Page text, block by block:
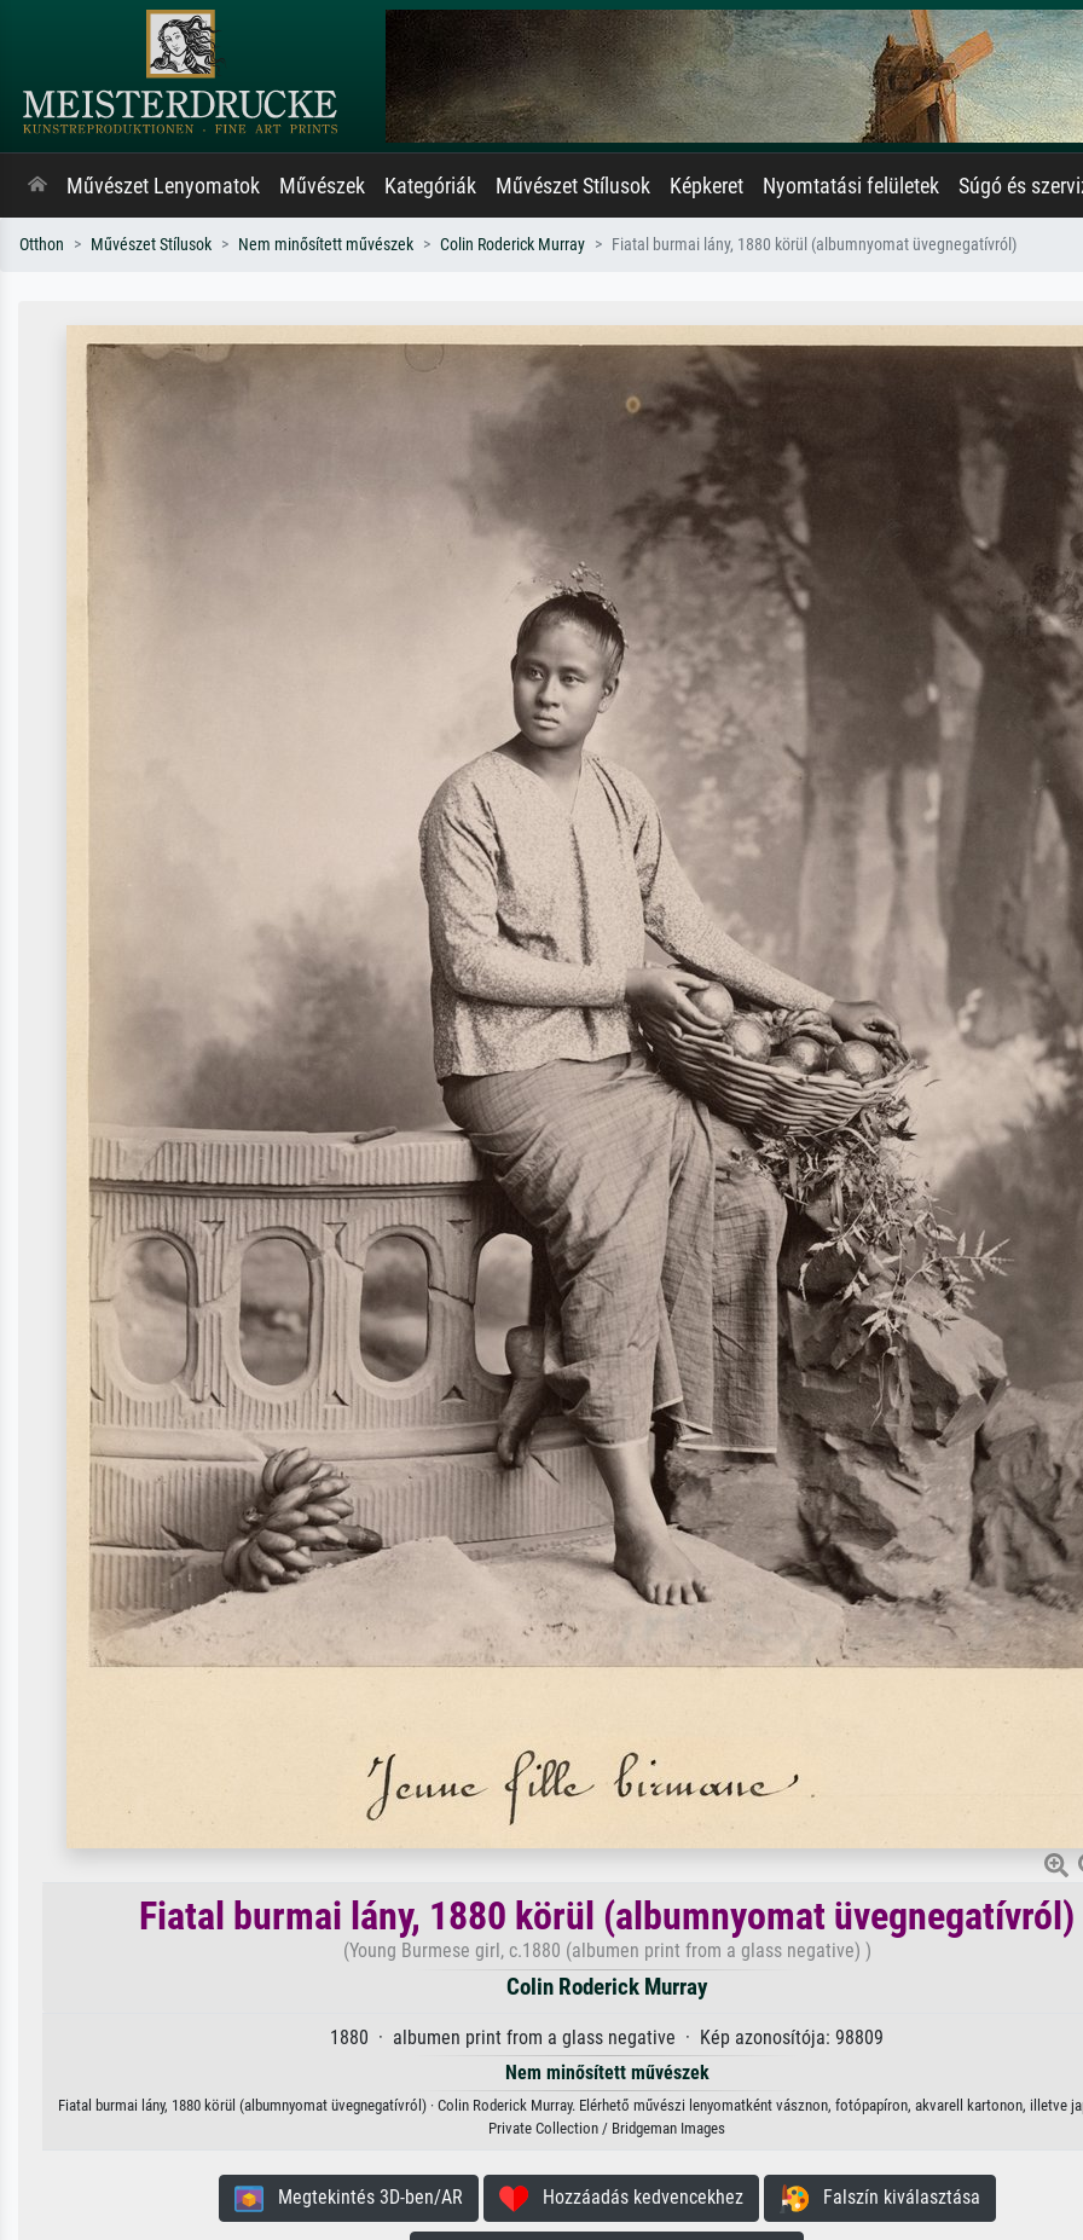
Művészet Lenyomatok Művészek Kategóriák Művészet Stílusok Képkeret Nyomtatási felületek Súgó és
Otthon Művészet Stílusok Nem minősített művészek Colin Roderick Murray Fiatal burmai lány, 1880 körül (albumnyomat üvegnegatívról)
Fiatal burmai lány, 1880 körül (albumnyomat üvegnegatívról)
(Young Burmese girl, c.1880 (albumen print from a glass negative) )
Colin Roderick Murray
1880 · albumen print from a glass negative · Kép azonosítója: 98809
Nem minősített művészek
Fiatal burmai lány, 1880 körül (albumnyomat üvegnegatívról) · Colin Roderick Murray. Elérhető művészi lenyomatként vásznon, fotópapíron, akvarell kartonon, illetve
Private Collection / Bridgeman Images
Megtekintés 3D-ben/AR Hozzáadás kedvencekhez Falszín kiválasztása